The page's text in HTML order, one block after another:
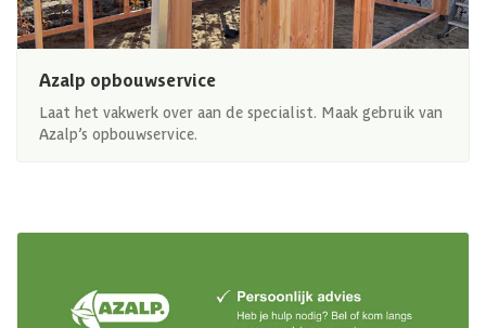
Azalp opbouwservice
Laat het vakwerk over aan de specialist. Maak gebruik van
Azalp’s opbouwservice.